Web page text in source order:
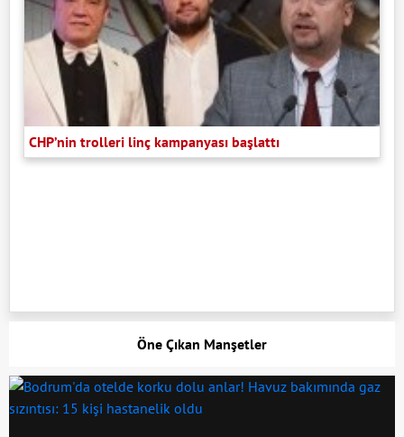
CHP’nin trolleri linç kampanyası başlattı
Öne Çıkan Manşetler